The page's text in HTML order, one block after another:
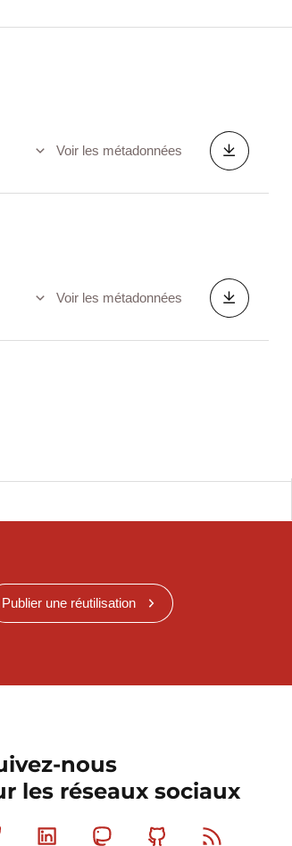
Voir les métadonnées
Voir les métadonnées
Publier une réutilisation
nous
les réseaux sociaux
Bluesky Linkedin MastodonGithub